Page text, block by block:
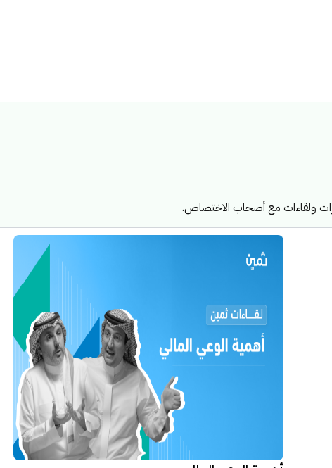
ولقاءات مع أصحاب الاختصاص.